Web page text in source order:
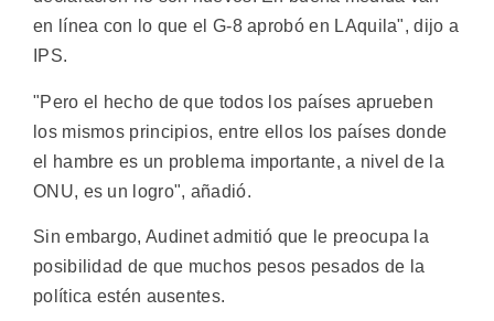
en línea con lo que el G-8 aprobó en LAquila", dijo a
IPS.
"Pero el hecho de que todos los países aprueben
los mismos principios, entre ellos los países donde
el hambre es un problema importante, a nivel de la
ONU, es un logro", añadió.
Sin embargo, Audinet admitió que le preocupa la
posibilidad de que muchos pesos pesados de la
política estén ausentes.